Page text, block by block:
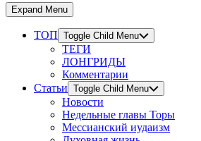
Expand Menu
ТОП Toggle Child Menu
ТЕГИ
ЛОНГРИДЫ
Комментарии
Статьи Toggle Child Menu
Новости
Недельные главы Торы
Мессианский иудаизм